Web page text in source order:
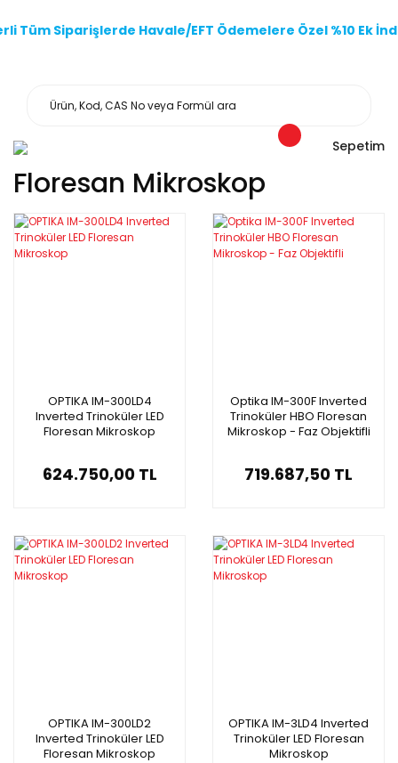
Tüm Siparişlerde Havale/EFT Ödemelere Özel %10 Ek
Sepetim
Floresan Mikroskop
OPTIKA IM-300LD4
Inverted Trinoküler LED
Floresan Mikroskop
624.750,00 TL
Optika IM-300F Inverted
Trinoküler HBO Floresan
Mikroskop - Faz Objektifli
719.687,50 TL
OPTIKA IM-300LD2
Inverted Trinoküler LED
Floresan Mikroskop
OPTIKA IM-3LD4 Inverted
Trinoküler LED Floresan
Mikroskop